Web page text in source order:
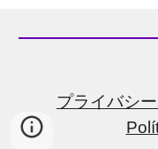
プライバシ